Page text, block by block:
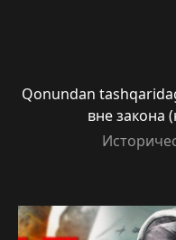
Qonundan
вне закона